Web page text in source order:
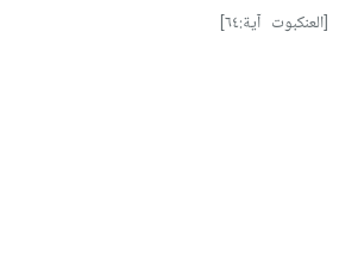
[العنكبوت آية:٦٤]